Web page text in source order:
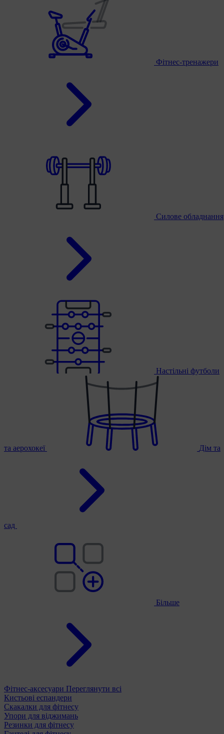
Фітнес-тренажери
Силове обладнання
Настільні футболи
та аерохокеї Дім та
сад
Більше
Фітнес-аксесуари Переглянути всі
Кистьові еспандери
Скакалки для фітнесу
Упори для віджимань
Резинки для фітнесу